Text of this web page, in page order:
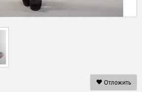
Отложить